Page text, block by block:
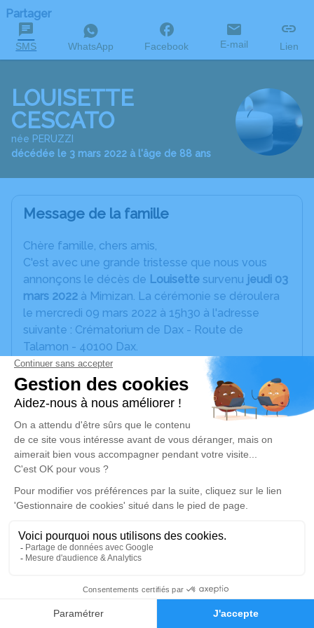
Faire-part Hommages
Partager
SMS WhatsApp Facebook E-mail Lien
LOUISETTE
CESCATO
née PERUZZI
décédée le 3 mars 2022 à l'âge de 88 ans
Message de la famille
Chère famille, chers amis,
C'est avec une grande tristesse que nous vous
annonçons le décès de Louisette survenu jeudi 03
mars 2022 à Mimizan. La cérémonie se déroulera
le mercredi 09 mars 2022 à 15h30 à l'adresse
suivante : Crématorium de Dax - Route de
Talamon - 40100 Dax.
Un service de plantation d’arbre hommage est
disponible ici .
Je rends hommage
mercredi 09 mars 2022 à 15h30
Crématorium de Dax
Route de Talamon
40100 Dax
Je rends hommage
Déroulé des obsèques